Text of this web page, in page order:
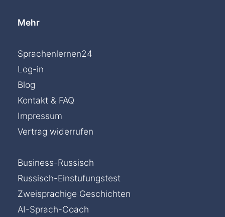
Mehr
Sprachenlernen24
Log-in
Blog
Kontakt & FAQ
Impressum
Vertrag widerrufen
Business-Russisch
Russisch-Einstufungstest
Zweisprachige Geschichten
AI-Sprach-Coach